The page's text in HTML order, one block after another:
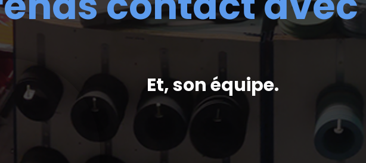
Et, son équipe.